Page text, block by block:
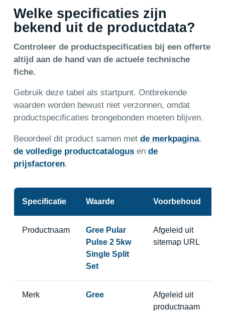
Welke specificaties zijn
bekend uit de productdata?
Controleer de productspecificaties bij een offerte
altijd aan de hand van de actuele technische
fiche.
Gebruik deze tabel als startpunt. Ontbrekende
waarden worden bewust niet verzonnen, omdat
productspecificaties brongebonden moeten blijven.
Beoordeel dit product samen met de merkpagina,
de volledige productcatalogusen de
prijsfactoren.
Specificatie Waarde Voorbehoud
Productnaam
Gree Pular
Pulse 2 5kw
Single Split
Set
Afgeleid uit
sitemap URL
Merk Gree
Afgeleid uit
productnaam